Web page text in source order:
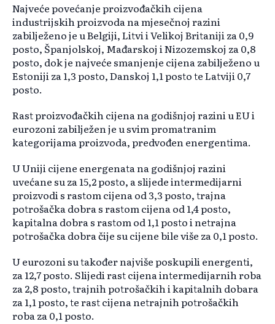
Najveće povećanje proizvođačkih cijena
industrijskih proizvoda na mjesečnoj razini
zabilježeno je u Belgiji, Litvi i Velikoj Britaniji za 0,9
posto, Španjolskoj, Mađarskoj i Nizozemskoj za 0,8
posto, dok je najveće smanjenje cijena zabilježeno u
Estoniji za 1,3 posto, Danskoj 1,1 posto te Latviji 0,7
posto.
Rast proizvođačkih cijena na godišnjoj razini u EU i
eurozoni zabilježen je u svim promatranim
kategorijama proizvoda, predvođen energentima.
U Uniji cijene energenata na godišnjoj razini
uvećane su za 15,2 posto, a slijede intermedijarni
proizvodi s rastom cijena od 3,3 posto, trajna
potrošačka dobra s rastom cijena od 1,4 posto,
kapitalna dobra s rastom od 1,1 posto i netrajna
potrošačka dobra čije su cijene bile više za 0,1 posto.
U eurozoni su također najviše poskupili energenti,
za 12,7 posto. Slijedi rast cijena intermedijarnih roba
za 2,8 posto, trajnih potrošačkih i kapitalnih dobara
za 1,1 posto, te rast cijena netrajnih potrošačkih
roba za 0,1 posto.